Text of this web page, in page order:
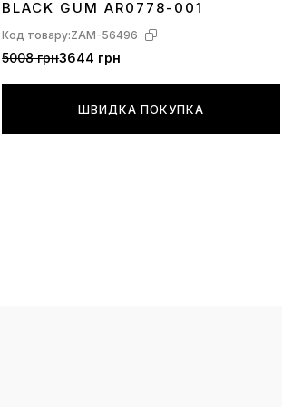
докладаємо максимум
будь ласка, пам'ятайте,
магазину;
BLACK GUM AR0778-001
Код товару:ZAM-56496
5008 грн3644 грн
ШВИДКА ПОКУПКА